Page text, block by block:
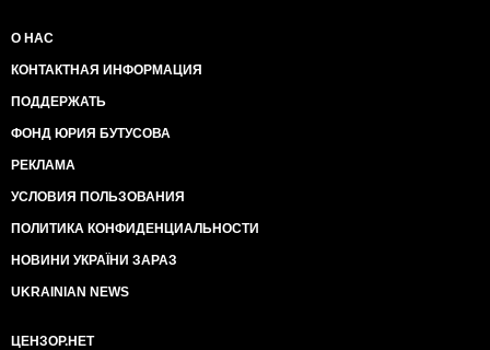
О НАС
КОНТАКТНАЯ ИНФОРМАЦИЯ
ПОДДЕРЖАТЬ
ФОНД ЮРИЯ БУТУСОВА
РЕКЛАМА
УСЛОВИЯ ПОЛЬЗОВАНИЯ
ПОЛИТИКА КОНФИДЕНЦИАЛЬНОСТИ
НОВИНИ УКРАЇНИ ЗАРАЗ
UKRAINIAN NEWS
ЦЕНЗОР.НЕТ